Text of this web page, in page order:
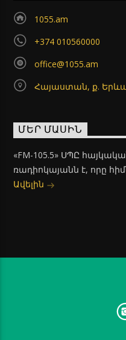
1055.am
+374 010560000
office@1055.am
Հայաստան, ք.
ՄԵՐ ՄԱՍԻՆ
«FM-105.5» ՍՊԸ
ռադիոկայանն է, որը
Ավելին